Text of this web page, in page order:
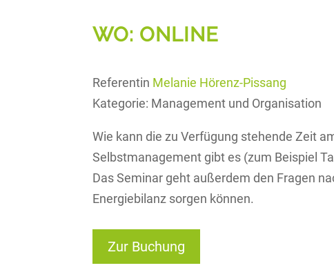
WO: ONLINE
Referentin Melanie Hörenz-Pissang
Kategorie: Management und Organisation
Wie kann die zu Verfügung stehende Zeit
Selbstmanagement gibt es (zum Beispiel
Das Seminar geht außerdem den Fragen
Energiebilanz sorgen können.
Zur Buchung